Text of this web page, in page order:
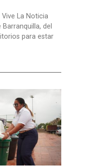
La Noticia
del
para estar